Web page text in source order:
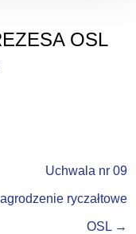
OSL
Uchwala nr 09
ryczałtowe
OSL →